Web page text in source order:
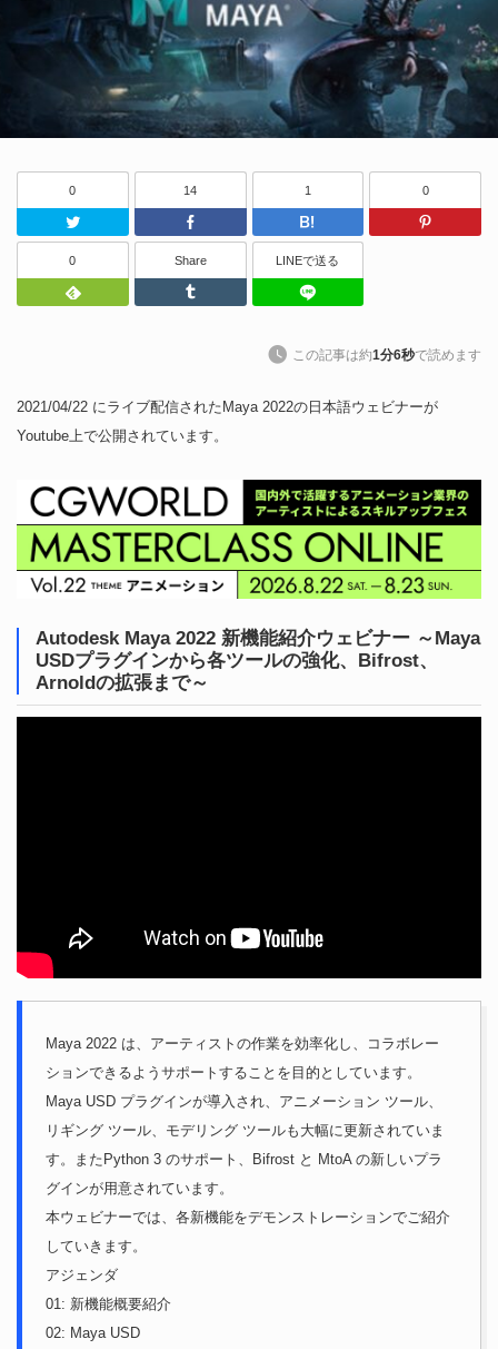
0
Twitter
14
Facebook
1
はてなブッ
0
0
Feedly
Share
Tumblr
LINEで送る
この記事は約1分6秒で読めます
2021/04/22 にライブ配信されたMaya 2022の日本語ウェビナーが
Youtube上で公開されています。
Autodesk Maya 2022 新機能紹介ウェビナー ～Maya
USDプラグインから各ツールの強化、Bifrost、
Arnoldの拡張まで～
Maya 2022 は、アーティストの作業を効率化し、コラボレー
ションできるようサポートすることを目的としています。
Maya USD プラグインが導入され、アニメーション ツール、
リギング ツール、モデリング ツールも大幅に更新されていま
す。またPython 3 のサポート、Bifrost と MtoA の新しいプラ
グインが用意されています。
本ウェビナーでは、各新機能をデモンストレーションでご紹介
していきます。
アジェンダ
01: 新機能概要紹介
02: Maya USD